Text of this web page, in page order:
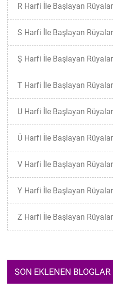
R Harfi İle Başlayan Rüyalar
S Harfi İle Başlayan Rüyalar
Ş Harfi İle Başlayan Rüyalar
T Harfi İle Başlayan Rüyalar
U Harfi İle Başlayan Rüyalar
Ü Harfi İle Başlayan Rüyalar
V Harfi İle Başlayan Rüyalar
Y Harfi İle Başlayan Rüyalar
Z Harfi İle Başlayan Rüyalar
SON EKLENEN BLOGLAR